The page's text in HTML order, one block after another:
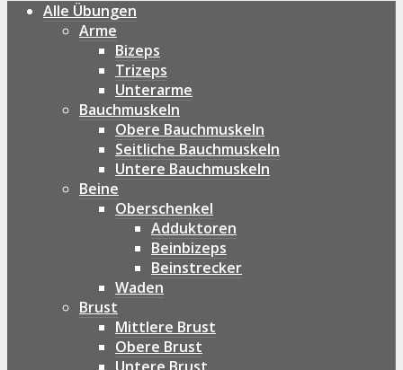
Alle Übungen
Arme
Bizeps
Trizeps
Unterarme
Bauchmuskeln
Obere Bauchmuskeln
Seitliche Bauchmuskeln
Untere Bauchmuskeln
Beine
Oberschenkel
Adduktoren
Beinbizeps
Beinstrecker
Waden
Brust
Mittlere Brust
Obere Brust